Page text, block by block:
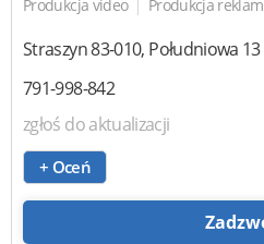
Produkcja video | Produkcja reklam
Straszyn83-010, Południowa 13
791-998-842
zgłoś do aktualizacji
+ Oceń